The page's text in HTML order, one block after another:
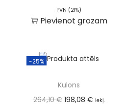
PVN (21%)
Pievienot grozam
-25%
Kulons
264,10€ 198,08 € iekļ.